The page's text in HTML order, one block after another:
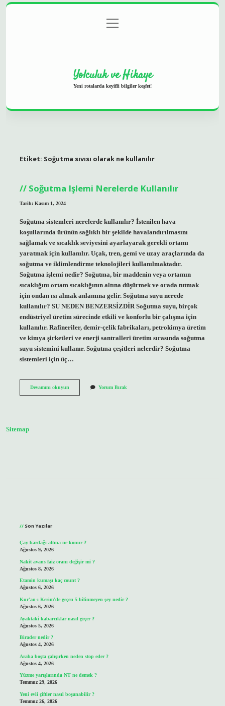
Gizlilik Politikası
menüyü
aç
Yolculuk ve Hikaye
Yeni rotalarda keyifli bilgiler keşfet!
Etiket: Soğutma sıvısı olarak ne kullanılır
Soğutma Işlemi Nerelerde Kullanılır
Tarih: Kasım 1, 2024
Soğutma sistemleri nerelerde kullanılır? İstenilen hava
koşullarında ürünün sağlıklı bir şekilde havalandırılmasını
sağlamak ve sıcaklık seviyesini ayarlayarak gerekli ortamı
yaratmak için kullanılır. Uçak, tren, gemi ve uzay araçlarında da
soğutma ve iklimlendirme teknolojileri kullanılmaktadır.
Soğutma işlemi nedir? Soğutma, bir maddenin veya ortamın
sıcaklığını ortam sıcaklığının altına düşürmek ve orada tutmak
için ondan ısı almak anlamına gelir. Soğutma suyu nerede
kullanılır? SU NEDEN BENZERSİZDİR Soğutma suyu, birçok
endüstriyel üretim sürecinde etkili ve konforlu bir çalışma için
kullanılır. Rafineriler, demir-çelik fabrikaları, petrokimya üretim
ve kimya şirketleri ve enerji santralleri üretim sırasında soğutma
suyu sistemini kullanır. Soğutma çeşitleri nelerdir? Soğutma
sistemleri için üç…
Devamını okuyunSoğutma
Yorum Bırak
Sitemap
Son Yazılar
Çay bardağı altına ne konur ?
Ağustos 9, 2026
Nakit avans faiz oranı değişir mi ?
Ağustos 8, 2026
Etamin kumaşı kaç count ?
Ağustos 6, 2026
Kur’an-ı Kerim’de geçen 5 bilinmeyen şey nedir ?
Ağustos 6, 2026
Ayaktaki kabarcıklar nasıl geçer ?
Ağustos 5, 2026
Birader nedir ?
Ağustos 4, 2026
Araba boşta çalışırken neden stop eder ?
Ağustos 4, 2026
Yüzme yarışlarında NT ne demek ?
Temmuz 29, 2026
Yeni evli çiftler nasıl boşanabilir ?
Temmuz 26, 2026